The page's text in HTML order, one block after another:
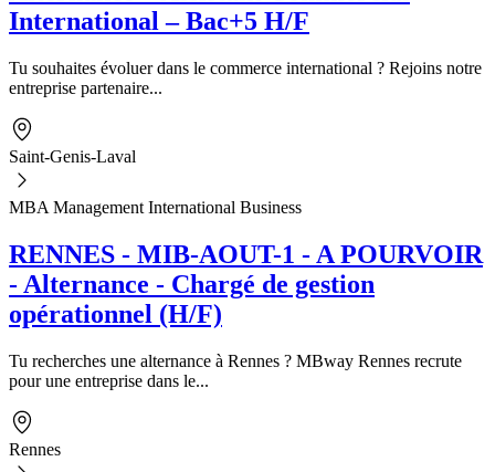
International – Bac+5 H/F
Tu souhaites évoluer dans le commerce international ? Rejoins notre
entreprise partenaire...
Saint-Genis-Laval
MBA Management International Business
RENNES - MIB-AOUT-1 - A POURVOIR
- Alternance - Chargé de gestion
opérationnel (H/F)
Tu recherches une alternance à Rennes ? MBway Rennes recrute
pour une entreprise dans le...
Rennes